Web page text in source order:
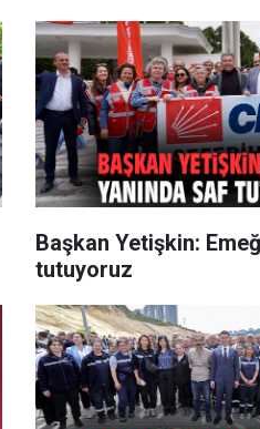
Başkan Yetişkin:
tutuyoruz